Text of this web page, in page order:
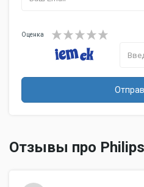
Оценка
Отзывы про